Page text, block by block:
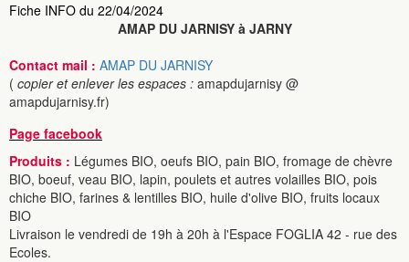
Fiche INFO du 22/04/2024
AMAP DU JARNISY à JARNY
Contact mail : AMAP DU JARNISY
( copier et enlever les espaces : amapdujarnisy @
amapdujarnisy.fr)
Page facebook
Produits : Légumes BIO, oeufs BIO, pain BIO, fromage de chèvre
BIO, boeuf, veau BIO, lapin, poulets et autres volailles BIO, pois
chiche BIO, farines & lentilles BIO, huile d'olive BIO, fruits locaux
BIO
Livraison le vendredi de 19h à 20h à l'Espace FOGLIA 42 - rue des
Ecoles.